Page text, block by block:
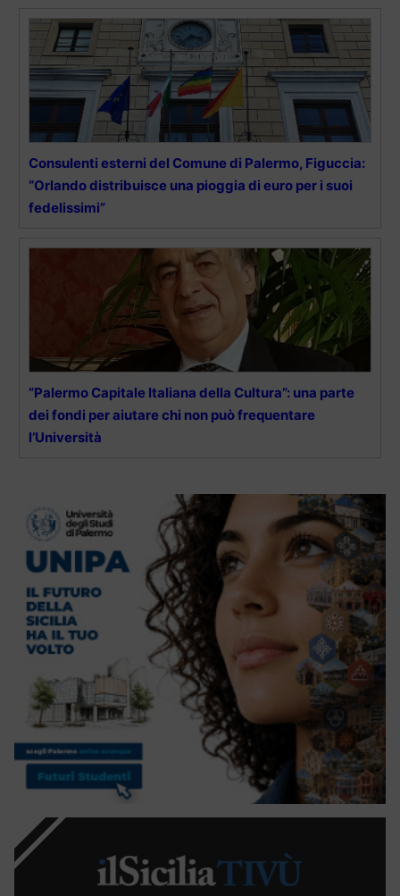
Consulenti esterni del Comune di Palermo, Figuccia:
“Orlando distribuisce una pioggia di euro per i suoi
fedelissimi”
”Palermo Capitale Italiana della Cultura”: una parte
dei fondi per aiutare chi non può frequentare
l’Università